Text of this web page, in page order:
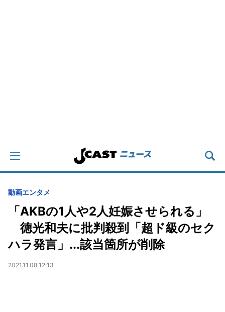
動画エンタメ
「AKBの1人や2人妊娠させられる」
徳光和夫に批判殺到「超ド級のセク
ハラ発言」...該当箇所が削除
2021.11.08 12:13